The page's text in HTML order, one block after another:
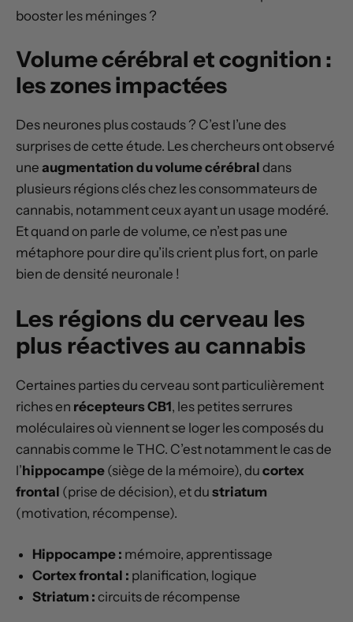
booster les méninges ?
Volume cérébral et cognition :
les zones impactées
Des neurones plus costauds ? C’est l’une des
surprises de cette étude. Les chercheurs ont observé
une augmentation du volume cérébral dans
plusieurs régions clés chez les consommateurs de
cannabis, notamment ceux ayant un usage modéré.
Et quand on parle de volume, ce n’est pas une
métaphore pour dire qu’ils crient plus fort, on parle
bien de densité neuronale !
Les régions du cerveau les
plus réactives au cannabis
Certaines parties du cerveau sont particulièrement
riches en récepteurs CB1, les petites serrures
moléculaires où viennent se loger les composés du
cannabis comme le THC. C’est notamment le cas de
l’hippocampe (siège de la mémoire), du cortex
frontal (prise de décision), et du striatum
(motivation, récompense).
Hippocampe : mémoire, apprentissage
Cortex frontal : planification, logique
Striatum : circuits de récompense